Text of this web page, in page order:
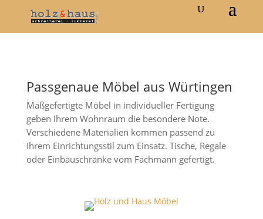
Passgenaue Möbel aus Würtingen
Maßgefertigte Möbel in individueller Fertigung
geben Ihrem Wohnraum die besondere Note.
Verschiedene Materialien kommen passend zu
Ihrem Einrichtungsstil zum Einsatz. Tische, Regale
oder Einbauschränke vom Fachmann gefertigt.